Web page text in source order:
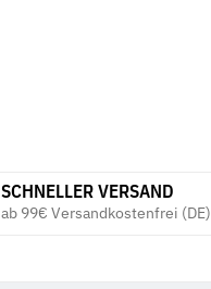
SCHNELLER VERSAND
ab 99€ Versandkostenfrei (DE)